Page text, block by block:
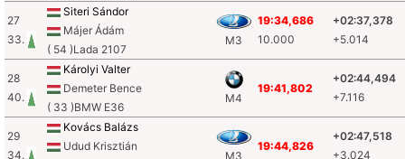
27
33.
Siteri Sándor
Májer Ádám
( 54 )Lada 2107
M3
19:34,686
10.000
+02:37,378
+5.014
28
40.
Károlyi Valter
Demeter Bence
( 33 )BMW E36
M4
19:41,802
+02:44,494
+7.116
29
34.
Kovács Balázs
Udud Krisztián
M3
19:44,826
+02:47,518
+3.024